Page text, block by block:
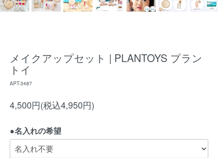
メイクアップセット | PLANTOYS プラン
トイ
APT-3487
4,500円(税込4,950円)
●名入れの希望